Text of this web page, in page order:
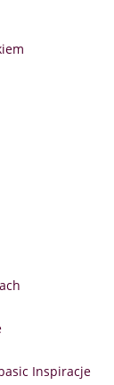
Inspiracje